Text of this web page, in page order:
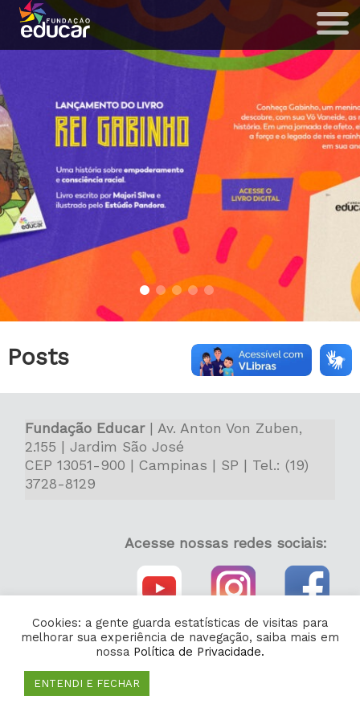
Posts
Fundação Educar| Av. Anton Von Zuben,
2.155 | Jardim São José
CEP 13051-900 | Campinas | SP | Tel.: (19)
3728-8129
Acesse nossas redes sociais:
Cookies: a gente guarda estatísticas de visitas para
melhorar sua experiência de navegação, saiba mais em
nossa Política de Privacidade.
ENTENDI E FECHAR